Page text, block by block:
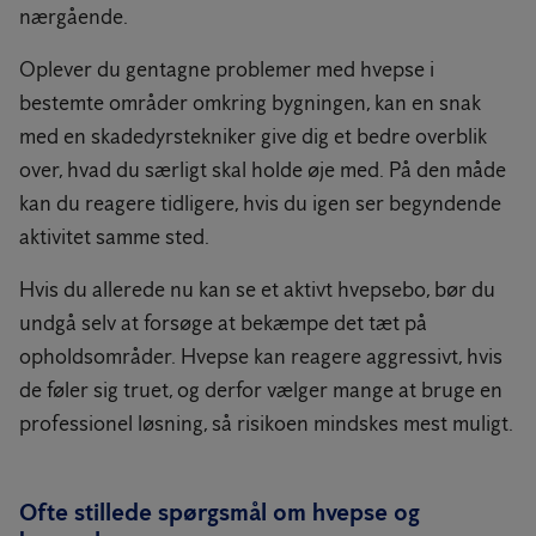
nærgående.
Oplever du gentagne problemer med hvepse i
bestemte områder omkring bygningen, kan en snak
med en skadedyrstekniker give dig et bedre overblik
over, hvad du særligt skal holde øje med. På den måde
kan du reagere tidligere, hvis du igen ser begyndende
aktivitet samme sted.
Hvis du allerede nu kan se et aktivt hvepsebo, bør du
undgå selv at forsøge at bekæmpe det tæt på
opholdsområder. Hvepse kan reagere aggressivt, hvis
de føler sig truet, og derfor vælger mange at bruge en
professionel løsning, så risikoen mindskes mest muligt.
Ofte stillede spørgsmål om hvepse og